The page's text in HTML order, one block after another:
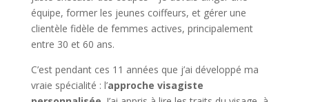
équipe, former les jeunes coiffeurs, et gérer une
clientèle fidèle de femmes actives, principalement
entre 30 et 60 ans.
C’est pendant ces 11 années que j’ai développé ma
vraie spécialité : l’approche visagiste